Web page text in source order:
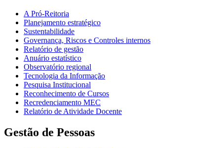
A Pró-Reitoria
Planejamento estratégico
Sustentabilidade
Governança, Riscos e Controles internos
Relatório de gestão
Anuário estatístico
Observatório regional
Tecnologia da Informação
Pesquisa Institucional
Reconhecimento de Cursos
Recredenciamento MEC
Relatório de Atividade Docente
Gestão de Pessoas